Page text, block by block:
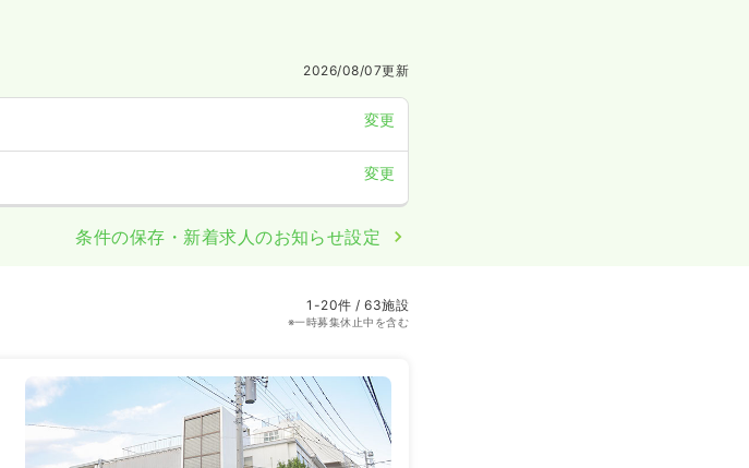
2026/08/07更新
変更
変更
条件の保存・新着求人のお知らせ設定
1-20件 / 63施設
※一時募集休止中を含む